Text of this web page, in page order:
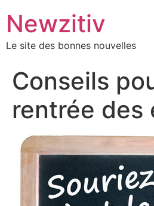
Newzitiv
Le site des bonnes nouvelles
Conseils
rentrée des